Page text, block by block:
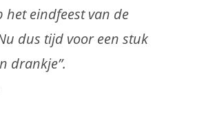
het eindfeest van de
dus tijd voor een stuk
drankje”.